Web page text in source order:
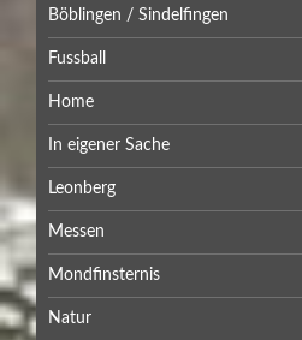
Böblingen / Sindelfingen
Fussball
Home
In eigener Sache
Leonberg
Messen
Mondfinsternis
Natur